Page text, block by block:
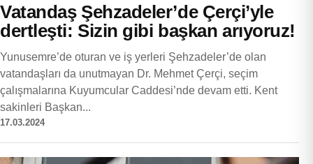
Vatandaş Şehzadeler’de Çerçi’yle
dertleşti: Sizin gibi başkan arıyoruz!
Yunusemre’de oturan ve iş yerleri Şehzadeler’de olan
vatandaşları da unutmayan Dr. Mehmet Çerçi, seçim
çalışmalarına Kuyumcular Caddesi’nde devam etti. Kent
sakinleri Başkan...
17.03.2024